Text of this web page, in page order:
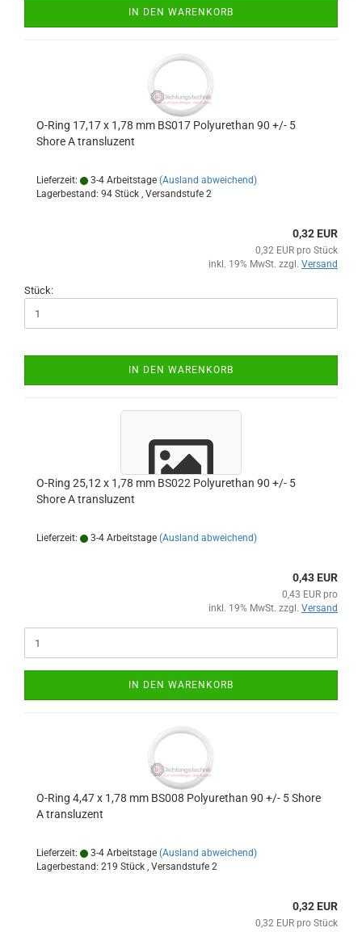
IN DEN WARENKORB
O-Ring 17,17 x 1,78 mm BS017 Polyurethan 90 +/- 5
Shore A transluzent
Lieferzeit: 3-4 Arbeitstage (Ausland abweichend)
Lagerbestand: 94 Stück , Versandstufe 2
0,32 EUR
0,32 EUR pro Stück
inkl. 19% MwSt. zzgl. Versand
Stück:
IN DEN WARENKORB
O-Ring 25,12 x 1,78 mm BS022 Polyurethan 90 +/- 5
Shore A transluzent
Lieferzeit: 3-4 Arbeitstage (Ausland abweichend)
0,43 EUR
0,43 EUR pro
inkl. 19% MwSt. zzgl. Versand
IN DEN WARENKORB
O-Ring 4,47 x 1,78 mm BS008 Polyurethan 90 +/- 5 Shore
A transluzent
Lieferzeit: 3-4 Arbeitstage (Ausland abweichend)
Lagerbestand: 219 Stück , Versandstufe 2
0,32 EUR
0,32 EUR pro Stück